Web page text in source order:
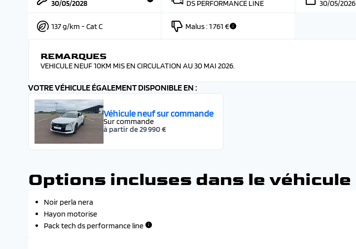
30/05/2028
DS PERFORMANCE LINE
30/05/2026
137 g/km - Cat C Malus :1 761 €
REMARQUES
VEHICULE NEUF 10KM MIS EN CIRCULATION AU 30 MAI 2026.
VOTRE VÉHICULE ÉGALEMENT DISPONIBLE EN :
Véhicule neuf sur commande
Sur commande
à partir de 29 990 €
Options incluses dans le véhicule
Noir perla nera
Hayon motorise
Pack tech ds performance line